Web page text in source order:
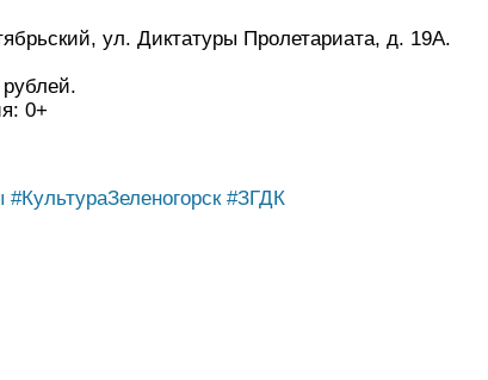
ул. Диктатуры Пролетариата, д. 19А.
0+
#КультураЗеленогорск #ЗГДК